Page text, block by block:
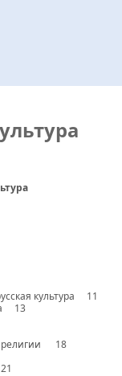
культура 11
13
религии 18